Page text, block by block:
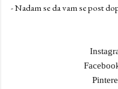
- Nadam se da vam se post